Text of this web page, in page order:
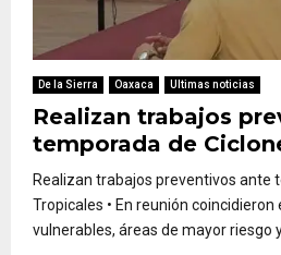
De la Sierra Oaxaca Ultimas noticias
Realizan trabajos
temporada de
Realizan trabajos preventivos ante
Tropicales • En reunión
vulnerables, áreas de mayor riesgo